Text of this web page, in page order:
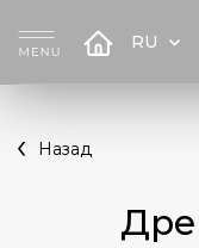
RU
Назад